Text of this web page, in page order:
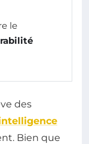
le
des
Bien que